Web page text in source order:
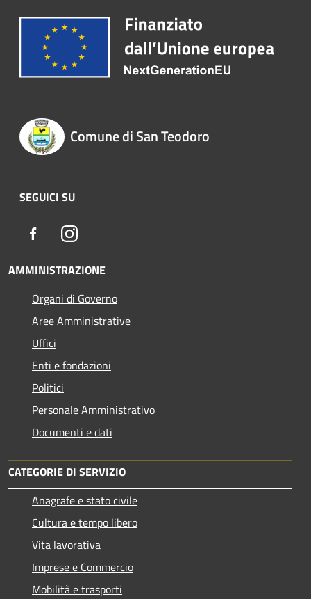
Comune di San Teodoro
SEGUICI SU
FacebookInstagram
AMMINISTRAZIONE
Organi di Governo
Aree Amministrative
Uffici
Enti e fondazioni
Politici
Personale Amministrativo
Documenti e dati
CATEGORIE DI SERVIZIO
Anagrafe e stato civile
Cultura e tempo libero
Vita lavorativa
Imprese e Commercio
Mobilità e trasporti